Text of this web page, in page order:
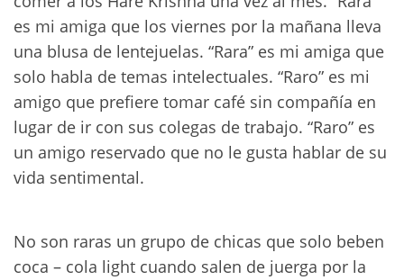
es mi amiga que los viernes por la mañana lleva
una blusa de lentejuelas. “Rara” es mi amiga que
solo habla de temas intelectuales. “Raro” es mi
amigo que prefiere tomar café sin compañía en
lugar de ir con sus colegas de trabajo. “Raro” es
un amigo reservado que no le gusta hablar de su
vida sentimental.
No son raras un grupo de chicas que solo beben
coca – cola light cuando salen de juerga por la